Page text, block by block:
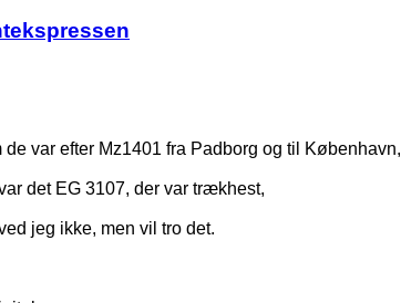
var efter Mz1401 fra Padborg og til København,
det EG 3107, der var trækhest,
jeg ikke, men vil tro det.